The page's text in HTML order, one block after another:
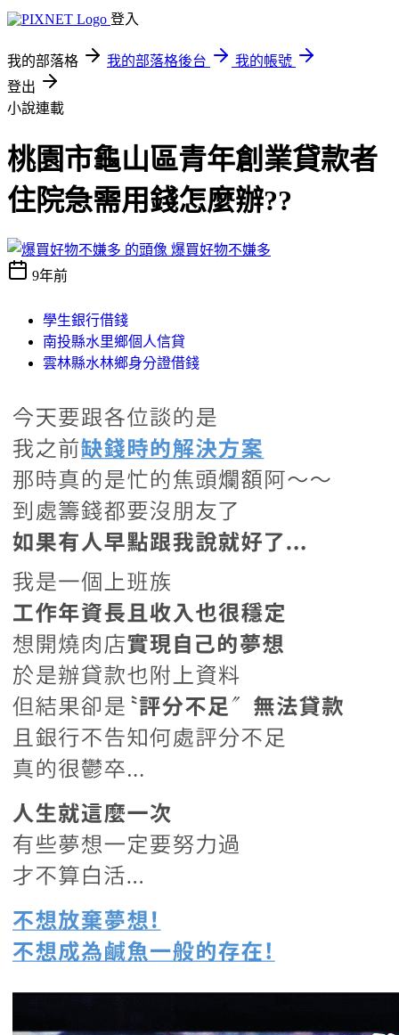
登入
我的部落格 我的部落格後台
我的帳號
登出
小說連載
桃園市龜山區青年創業貸款者
住院急需用錢怎麼辦??
爆買好物不嫌多
9年前
學生銀行借錢
南投縣水里鄉個人信貸
雲林縣水林鄉身分證借錢